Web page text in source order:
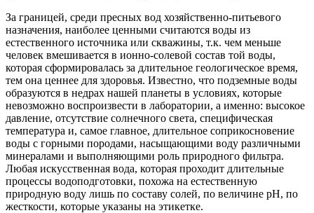
За границей, среди пресных вод хозяйственно-питьевого
назначения, наиболее ценными считаются воды из
естественного источника или скважины, т.к. чем меньше
человек вмешивается в ионно-солевой состав той воды,
которая сформировалась за длительное геологическое время,
тем она ценнее для здоровья. Известно, что подземные воды
образуются в недрах нашей планеты в условиях, которые
невозможно воспроизвести в лаборатории, а именно: высокое
давление, отсутствие солнечного света, специфическая
температура и, самое главное, длительное соприкосновение
воды с горными породами, насыщающими воду различными
минералами и выполняющими роль природного фильтра.
Любая искусственная вода, которая проходит длительные
процессы водоподготовки, похожа на естественную
природную воду лишь по составу солей, по величине pH, по
жесткости, которые указаны на этикетке.